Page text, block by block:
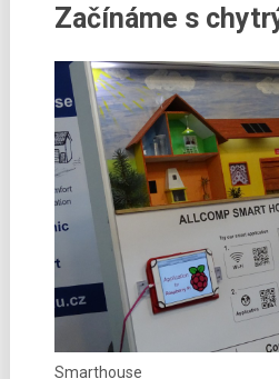
Začínáme s
Smarthouse